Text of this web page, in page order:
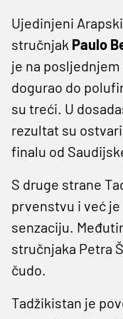
Ujedinjeni
stručnjak Paulo
je na
dogurao do
su treći. U
rezultat su
finalu od
S druge strane
prvenstvu i već
senzaciju.
stručnjaka Petra
čudo.
Tadžikistan je